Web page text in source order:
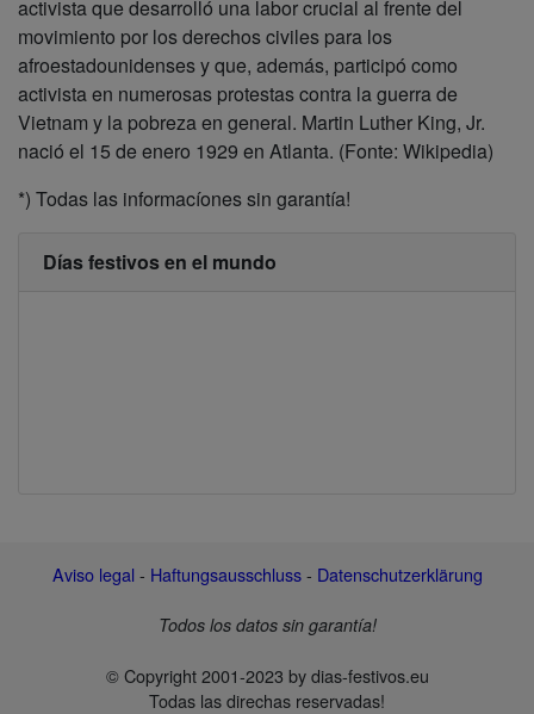
activista que desarrolló una labor crucial al frente del
movimiento por los derechos civiles para los
afroestadounidenses y que, además, participó como
activista en numerosas protestas contra la guerra de
Vietnam y la pobreza en general. Martin Luther King, Jr.
nació el 15 de enero 1929 en Atlanta. (Fonte: Wikipedia)
*) Todas las informacíones sin garantía!
Días festivos en el mundo
Aviso legal - Haftungsausschluss- Datenschutzerklärung
Todos los datos sin garantía!
© Copyright 2001-2023 by dias-festivos.eu
Todas las direchas reservadas!